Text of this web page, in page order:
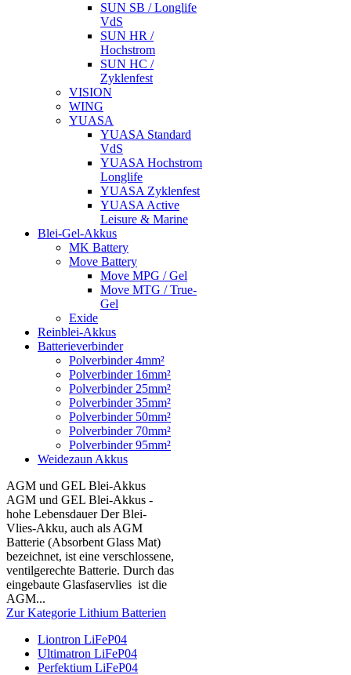
SUN SB / Longlife
VdS
SUN HR /
Hochstrom
SUN HC /
Zyklenfest
VISION
WING
YUASA
YUASA Standard
VdS
YUASA Hochstrom
Longlife
YUASA Zyklenfest
YUASA Active
Leisure & Marine
Blei-Gel-Akkus
MK Battery
Move Battery
Move MPG / Gel
Move MTG / True-
Gel
Exide
Reinblei-Akkus
Batterieverbinder
Polverbinder 4mm²
Polverbinder 16mm²
Polverbinder 25mm²
Polverbinder 35mm²
Polverbinder 50mm²
Polverbinder 70mm²
Polverbinder 95mm²
Weidezaun Akkus
AGM und GEL Blei-Akkus
AGM und GEL Blei-Akkus -
hohe Lebensdauer Der Blei-
Vlies-Akku, auch als AGM
Batterie (Absorbent Glass Mat)
bezeichnet, ist eine verschlossene,
ventilgerechte Batterie. Durch das
eingebaute Glasfaservlies ist die
AGM...
Zur Kategorie Lithium Batterien
Liontron LiFeP04
Ultimatron LiFeP04
Perfektium LiFeP04